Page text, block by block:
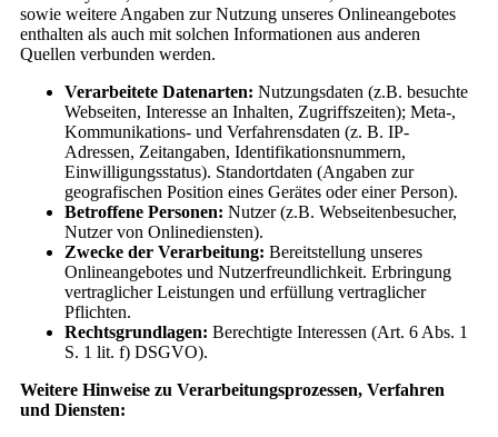
sowie weitere Angaben zur Nutzung unseres Onlineangebotes
enthalten als auch mit solchen Informationen aus anderen
Quellen verbunden werden.
Verarbeitete Datenarten: Nutzungsdaten (z.B. besuchte
Webseiten, Interesse an Inhalten, Zugriffszeiten); Meta-,
Kommunikations- und Verfahrensdaten (z. B. IP-
Adressen, Zeitangaben, Identifikationsnummern,
Einwilligungsstatus). Standortdaten (Angaben zur
geografischen Position eines Gerätes oder einer Person).
Betroffene Personen: Nutzer (z.B. Webseitenbesucher,
Nutzer von Onlinediensten).
Zwecke der Verarbeitung: Bereitstellung unseres
Onlineangebotes und Nutzerfreundlichkeit. Erbringung
vertraglicher Leistungen und erfüllung vertraglicher
Pflichten.
Rechtsgrundlagen: Berechtigte Interessen (Art. 6 Abs. 1
S. 1 lit. f) DSGVO).
Weitere Hinweise zu Verarbeitungsprozessen, Verfahren
und Diensten: